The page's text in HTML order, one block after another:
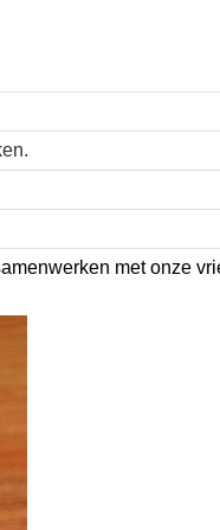
met onze